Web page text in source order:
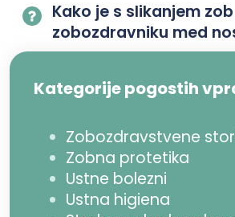
Kako je s slikanjem
zobozdravniku med
Kategorije pogostih
Zobozdravstvene
Zobna protetika
Ustne bolezni
Ustna higiena